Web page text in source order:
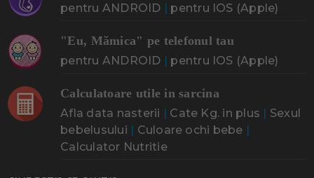
pentru ANDROID | pentru IOS (Apple)
"Eu, Mămica" pe telefonul tau
pentru ANDROID | pentru IOS (Apple)
Calculatoare utile in sarcina
Afla data nasterii | Cate Kg. in plus | Sexul
bebelusului | Culoare ochi bebe |
Calculator Nutritie